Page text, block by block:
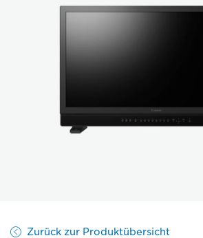
Zurück zur Produktübersicht